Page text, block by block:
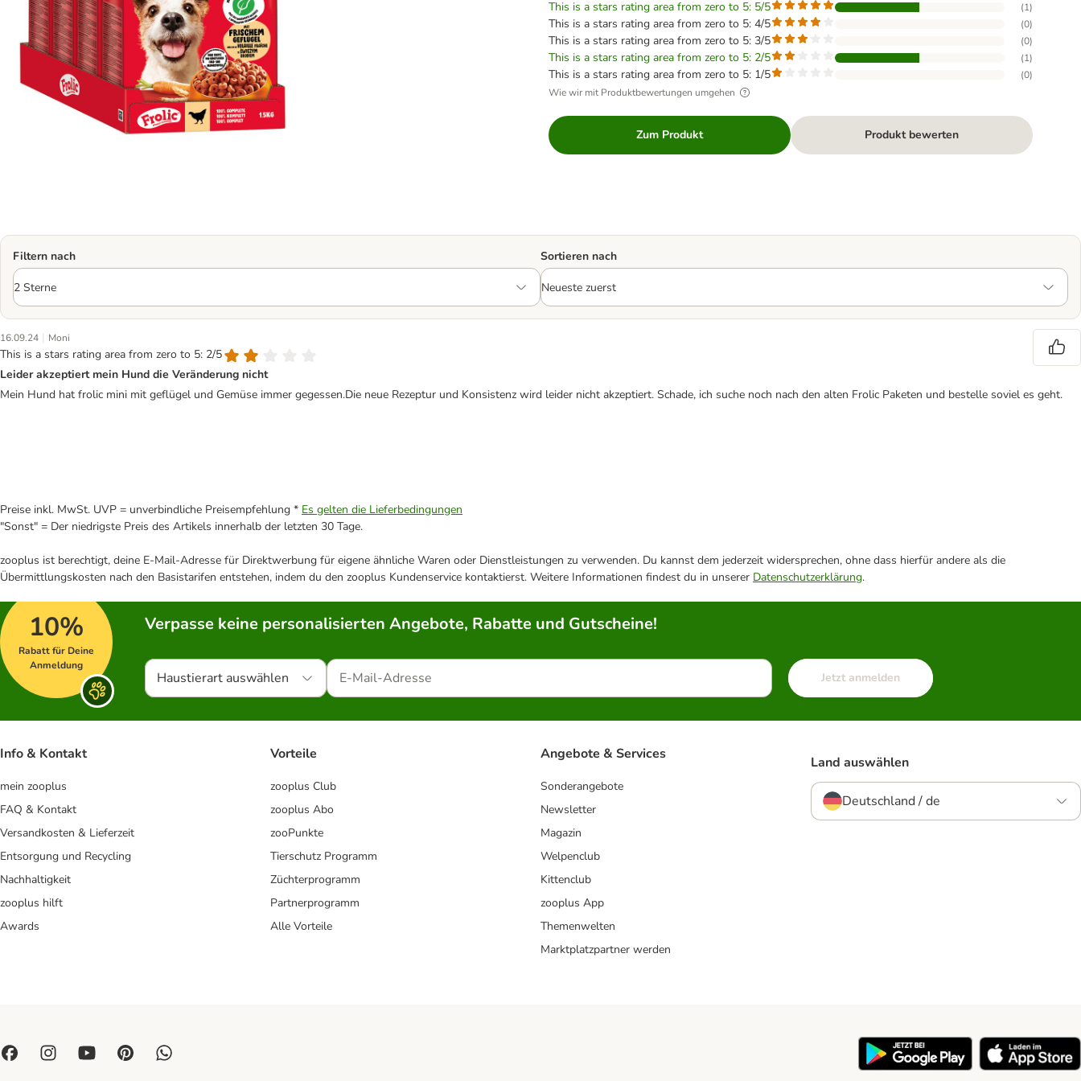
This is a stars rating area from zero to 5: 5/5 (1)
This is a stars rating area from zero to 5: 4/5 (0)
This is a stars rating area from zero to 5: 3/5 (0)
This is a stars rating area from zero to 5: 2/5 (1)
This is a stars rating area from zero to 5: 1/5 (0)
Wie wir mit Produktbewertungen umgehen
Zum Produkt Produkt bewerten
Filtern nach Sortieren nach
16.09.24 | Moni
This is a stars rating area from zero to 5: 2/5
Leider akzeptiert mein Hund die Veränderung nicht
Mein Hund hat frolic mini mit geflügel und Gemüse immer gegessen.Die neue Rezeptur und Konsistenz wird leider nicht akzeptiert. Schade, ich suche noch nach den alten Frolic Paketen und bestelle soviel es geht.
Preise inkl. MwSt. UVP = unverbindliche Preisempfehlung * Es gelten die Lieferbedingungen
"Sonst" = Der niedrigste Preis des Artikels innerhalb der letzten 30 Tage.
zooplus ist berechtigt, deine E-Mail-Adresse für Direktwerbung für eigene ähnliche Waren oder Dienstleistungen zu verwenden. Du kannst dem jederzeit widersprechen, ohne dass hierfür andere als die
Übermittlungskosten nach den Basistarifen entstehen, indem du den zooplus Kundenservice kontaktierst. Weitere Informationen findest du in unserer Datenschutzerklärung.
10%
Rabatt für Deine
Anmeldung
Verpasse keine personalisierten Angebote, Rabatte und Gutscheine!
Haustierart auswählen Jetzt anmelden
Info & Kontakt
mein zooplus
FAQ & Kontakt
Versandkosten & Lieferzeit
Entsorgung und Recycling
Nachhaltigkeit
zooplus hilft
Awards
Vorteile
zooplus Club
zooplus Abo
zooPunkte
Tierschutz Programm
Züchterprogramm
Partnerprogramm
Alle Vorteile
Angebote & Services
Sonderangebote
Newsletter
Magazin
Welpenclub
Kittenclub
zooplus App
Themenwelten
Marktplatzpartner werden
Land auswählen
Deutschland / de